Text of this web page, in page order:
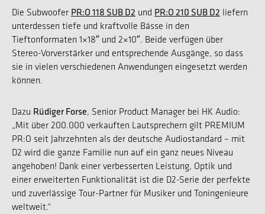
Die Subwoofer PR:O 118 SUB D2 und PR:O 210 SUB D2 liefern
unterdessen tiefe und kraftvolle Bässe in den
Tieftonformaten 1×18″ und 2×10″. Beide verfügen über
Stereo-Vorverstärker und entsprechende Ausgänge, so dass
sie in vielen verschiedenen Anwendungen eingesetzt werden
können.
Dazu Rüdiger Forse, Senior Product Manager bei HK Audio:
„Mit über 200.000 verkauften Lautsprechern gilt PREMIUM
PR:O seit Jahrzehnten als der deutsche Audiostandard – mit
D2 wird die ganze Familie nun auf ein ganz neues Niveau
angehoben! Dank einer verbesserten Leistung, Optik und
einer erweiterten Funktionalität ist die D2-Serie der perfekte
und zuverlässige Tour-Partner für Musiker und Toningenieure
weltweit.“